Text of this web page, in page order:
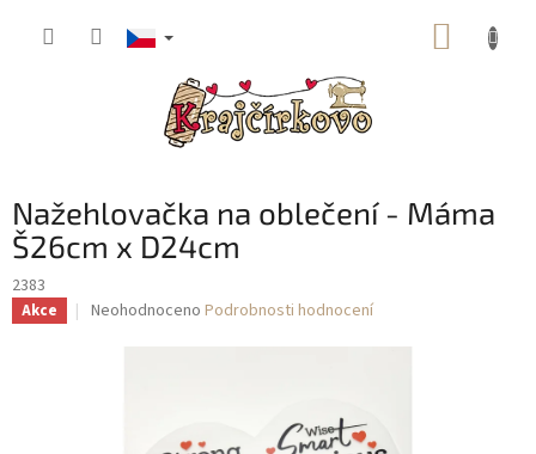
Nažehlovačka na oblečení - Máma
Š26cm x D24cm
2383
Akce
Průměrné
Neohodnoceno Podrobnosti hodnocení